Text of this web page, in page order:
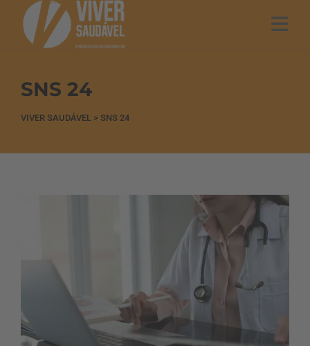
SNS 24
VIVER SAUDÁVEL > SNS 24